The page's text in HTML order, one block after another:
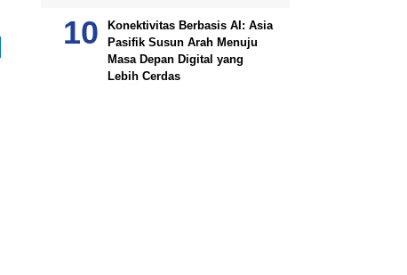
Konektivitas Berbasis AI: Asia
Pasifik Susun Arah Menuju
Masa Depan Digital yang
Lebih Cerdas